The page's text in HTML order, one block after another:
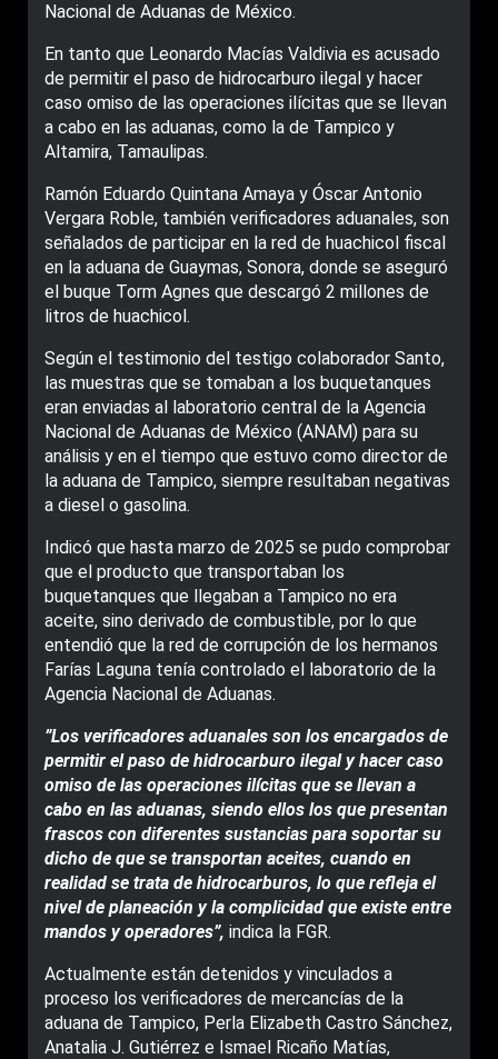
Nacional de Aduanas de México.
En tanto que Leonardo Macías Valdivia es acusado
de permitir el paso de hidrocarburo ilegal y hacer
caso omiso de las operaciones ilícitas que se llevan
a cabo en las aduanas, como la de Tampico y
Altamira, Tamaulipas.
Ramón Eduardo Quintana Amaya y Óscar Antonio
Vergara Roble, también verificadores aduanales, son
señalados de participar en la red de huachicol fiscal
en la aduana de Guaymas, Sonora, donde se aseguró
el buque Torm Agnes que descargó 2 millones de
litros de huachicol.
Según el testimonio del testigo colaborador Santo,
las muestras que se tomaban a los buquetanques
eran enviadas al laboratorio central de la Agencia
Nacional de Aduanas de México (ANAM) para su
análisis y en el tiempo que estuvo como director de
la aduana de Tampico, siempre resultaban negativas
a diesel o gasolina.
Indicó que hasta marzo de 2025 se pudo comprobar
que el producto que transportaban los
buquetanques que llegaban a Tampico no era
aceite, sino derivado de combustible, por lo que
entendió que la red de corrupción de los hermanos
Farías Laguna tenía controlado el laboratorio de la
Agencia Nacional de Aduanas.
”Los verificadores aduanales son los encargados de
permitir el paso de hidrocarburo ilegal y hacer caso
omiso de las operaciones ilícitas que se llevan a
cabo en las aduanas, siendo ellos los que presentan
frascos con diferentes sustancias para soportar su
dicho de que se transportan aceites, cuando en
realidad se trata de hidrocarburos, lo que refleja el
nivel de planeación y la complicidad que existe entre
mandos y operadores”, indica la FGR.
Actualmente están detenidos y vinculados a
proceso los verificadores de mercancías de la
aduana de Tampico, Perla Elizabeth Castro Sánchez,
Anatalia J. Gutiérrez e Ismael Ricaño Matías,